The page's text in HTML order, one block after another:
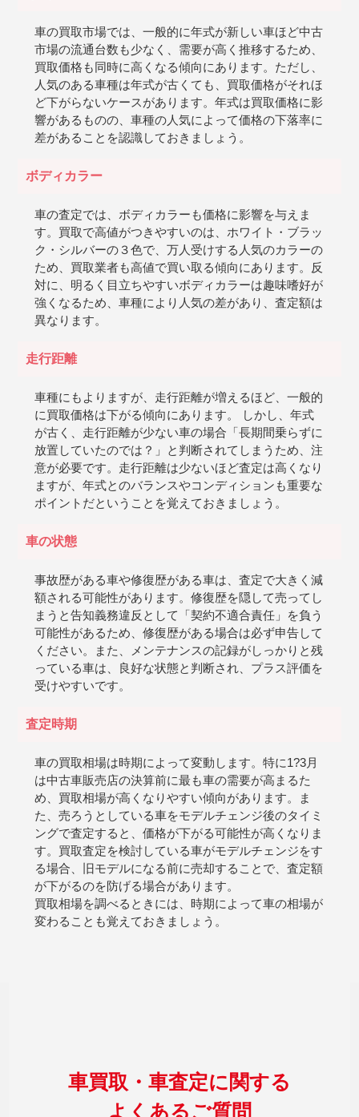
車の買取市場では、一般的に年式が新しい車ほど中古
市場の流通台数も少なく、需要が高く推移するため、
買取価格も同時に高くなる傾向にあります。ただし、
人気のある車種は年式が古くても、買取価格がそれほ
ど下がらないケースがあります。年式は買取価格に影
響があるものの、車種の人気によって価格の下落率に
差があることを認識しておきましょう。
ボディカラー
車の査定では、ボディカラーも価格に影響を与えま
す。買取で高値がつきやすいのは、ホワイト・ブラッ
ク・シルバーの３色で、万人受けする人気のカラーの
ため、買取業者も高値で買い取る傾向にあります。反
対に、明るく目立ちやすいボディカラーは趣味嗜好が
強くなるため、車種により人気の差があり、査定額は
異なります。
走行距離
車種にもよりますが、走行距離が増えるほど、一般的
に買取価格は下がる傾向にあります。 しかし、年式
が古く、走行距離が少ない車の場合「長期間乗らずに
放置していたのでは？」と判断されてしまうため、注
意が必要です。走行距離は少ないほど査定は高くなり
ますが、年式とのバランスやコンディションも重要な
ポイントだということを覚えておきましょう。
車の状態
事故歴がある車や修復歴がある車は、査定で大きく減
額される可能性があります。修復歴を隠して売ってし
まうと告知義務違反として「契約不適合責任」を負う
可能性があるため、修復歴がある場合は必ず申告して
ください。また、メンテナンスの記録がしっかりと残
っている車は、良好な状態と判断され、プラス評価を
受けやすいです。
査定時期
車の買取相場は時期によって変動します。特に1?3月
は中古車販売店の決算前に最も車の需要が高まるた
め、買取相場が高くなりやすい傾向があります。ま
た、売ろうとしている車をモデルチェンジ後のタイミ
ングで査定すると、価格が下がる可能性が高くなりま
す。買取査定を検討している車がモデルチェンジをす
る場合、旧モデルになる前に売却することで、査定額
が下がるのを防げる場合があります。
買取相場を調べるときには、時期によって車の相場が
変わることも覚えておきましょう。
車買取・車査定に関する
よくあるご質問